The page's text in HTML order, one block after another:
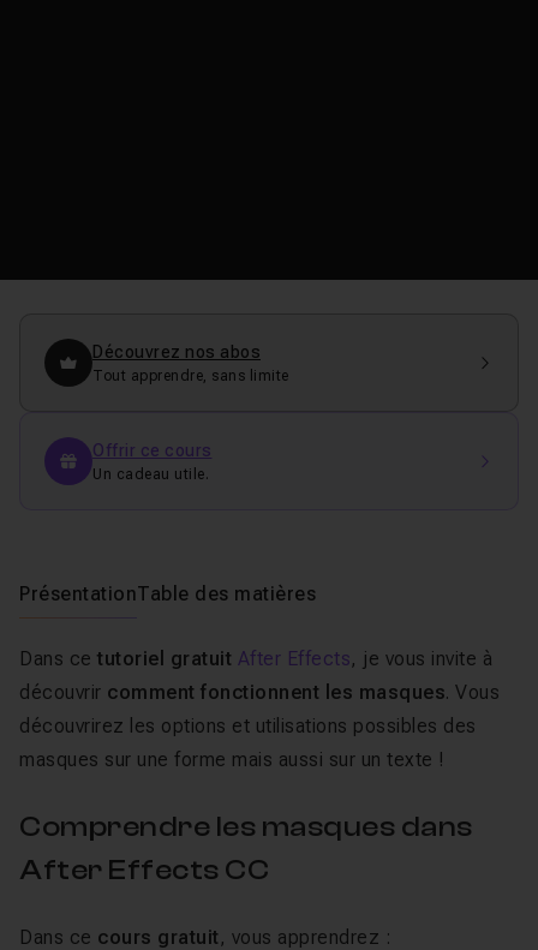
Découvrez nos abos
Tout apprendre, sans limite
Offrir ce cours
Un cadeau utile.
PrésentationTable des matières
Dans ce tutoriel gratuit After Effects, je vous invite à
découvrir comment fonctionnent les masques. Vous
découvrirez les options et utilisations possibles des
masques sur une forme mais aussi sur un texte !
Comprendre les masques dans
After Effects CC
Dans ce cours gratuit , vous apprendrez :